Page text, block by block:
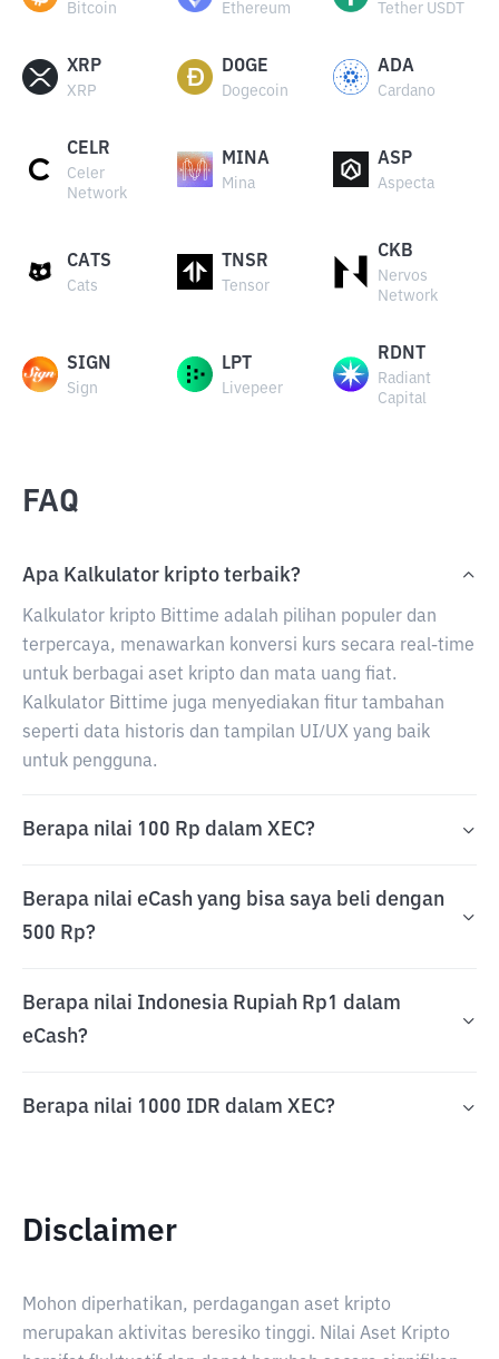
Bitcoin Ethereum Tether USDT
XRP
XRP
DOGE
Dogecoin
ADA
Cardano
CELR
Celer
Network
MINA
Mina
ASP
Aspecta
CATS
Cats
TNSR
Tensor
CKB
Nervos
Network
SIGN
Sign
LPT
Livepeer
RDNT
Radiant
Capital
FAQ
Apa Kalkulator kripto terbaik?
Kalkulator kripto Bittime adalah pilihan populer dan
terpercaya, menawarkan konversi kurs secara real-time
untuk berbagai aset kripto dan mata uang fiat.
Kalkulator Bittime juga menyediakan fitur tambahan
seperti data historis dan tampilan UI/UX yang baik
untuk pengguna.
Berapa nilai 100 Rp dalam XEC?
Berapa nilai eCash yang bisa saya beli dengan
500 Rp?
Berapa nilai Indonesia Rupiah Rp1 dalam
eCash?
Berapa nilai 1000 IDR dalam XEC?
Disclaimer
Mohon diperhatikan, perdagangan aset kripto
merupakan aktivitas beresiko tinggi. Nilai Aset Kripto